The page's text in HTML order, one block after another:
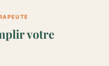
votre